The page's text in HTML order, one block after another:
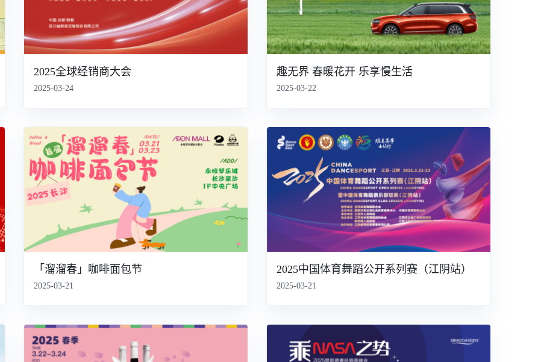
2025全球经销商大会
2025-03-24
趣无界 春暖花开 乐享慢生活
2025-03-22
「溜溜春」咖啡面包节
2025-03-21
2025中国体育舞蹈公开系列赛（江阴站）
2025-03-21